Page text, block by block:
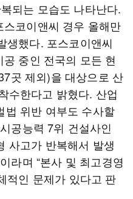
되는 모습도 나타난다.
코이앤씨 경우 올해만
생했다. 포스코이앤씨
중인 전국의 모든 현
곳 제외)을 대상으로 산
수한다고 밝혔다. 산업
법 위반 여부도 수사할
공능력 7위 건설사인
사고가 반복해서 발생
라며 “본사 및 최고경영
적인 문제가 있다고 판